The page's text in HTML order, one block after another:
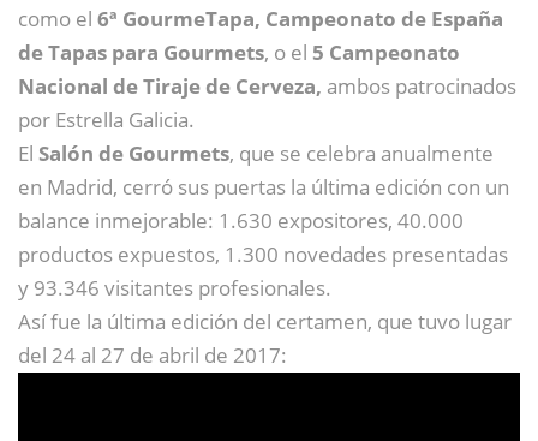
como el 6ª GourmeTapa, Campeonato de España
de Tapas para Gourmets, o el 5 Campeonato
Nacional de Tiraje de Cerveza, ambos patrocinados
por Estrella Galicia.
El Salón de Gourmets, que se celebra anualmente
en Madrid, cerró sus puertas la última edición con un
balance inmejorable: 1.630 expositores, 40.000
productos expuestos, 1.300 novedades presentadas
y 93.346 visitantes profesionales.
Así fue la última edición del certamen, que tuvo lugar
del 24 al 27 de abril de 2017: